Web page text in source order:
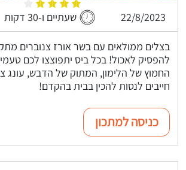
22/8/2023 שעתיים ו-30 דקות
בצלים ממולאים עם בשר אורז צנוברים
להפסיק לאכול! בכל ביס יתפוצצו לכם
החמוץ של הלימון, המתוק של הדבש, עונג
חייבים לנסות להכין בבית בהקדם!
כניסה למתכון